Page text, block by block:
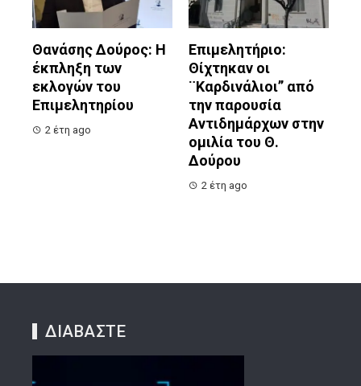
Θανάσης Δούρος: Η
έκπληξη των
εκλογών του
Επιμελητηρίου
2 έτη ago
Επιμελητήριο:
Θίχτηκαν οι
¨Καρδινάλιοι” από
την παρουσία
Αντιδημάρχων στην
ομιλία του Θ.
Δούρου
2 έτη ago
ΔΙΑΒΑΣΤΕ